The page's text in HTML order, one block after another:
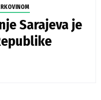
Sarajeva je